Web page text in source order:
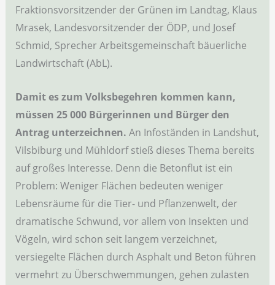
Fraktionsvorsitzender der Grünen im Landtag, Klaus
Mrasek, Landesvorsitzender der ÖDP, und Josef
Schmid, Sprecher Arbeitsgemeinschaft bäuerliche
Landwirtschaft (AbL).
Damit es zum Volksbegehren kommen kann,
müssen 25 000 Bürgerinnen und Bürger den
Antrag unterzeichnen. An Infoständen in Landshut,
Vilsbiburg und Mühldorf stieß dieses Thema bereits
auf großes Interesse. Denn die Betonflut ist ein
Problem: Weniger Flächen bedeuten weniger
Lebensräume für die Tier- und Pflanzenwelt, der
dramatische Schwund, vor allem von Insekten und
Vögeln, wird schon seit langem verzeichnet,
versiegelte Flächen durch Asphalt und Beton führen
vermehrt zu Überschwemmungen, gehen zulasten